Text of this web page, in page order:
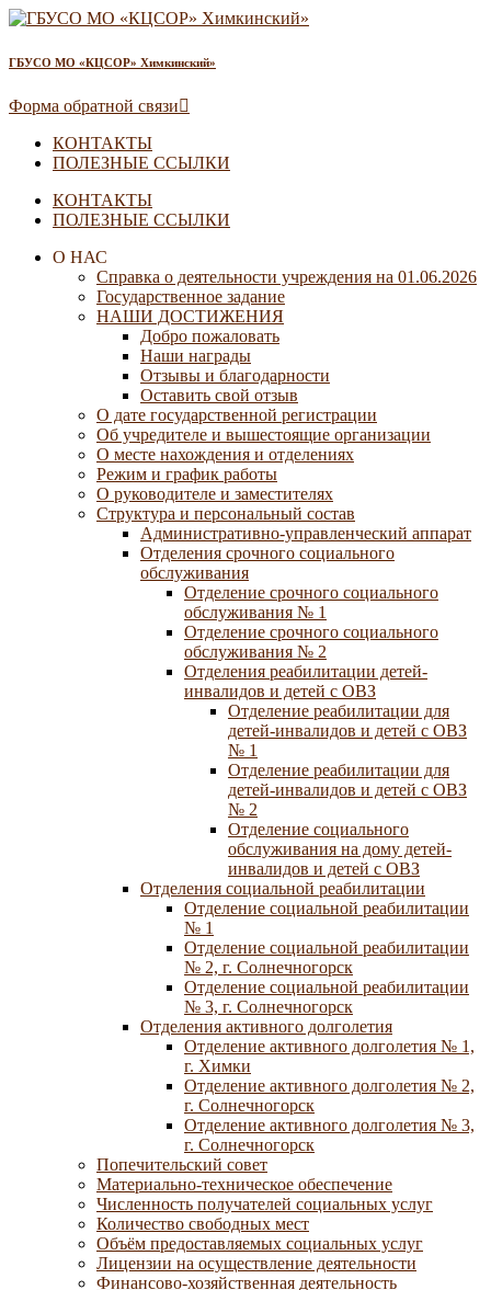
ГБУСО МО «КЦСОР» Химкинский»
Форма обратной связи
КОНТАКТЫ
ПОЛЕЗНЫЕ ССЫЛКИ
КОНТАКТЫ
ПОЛЕЗНЫЕ ССЫЛКИ
О НАС
Справка о деятельности учреждения на 01.06.2026
Государственное задание
НАШИ ДОСТИЖЕНИЯ
Добро пожаловать
Наши награды
Отзывы и благодарности
Оставить свой отзыв
О дате государственной регистрации
Об учредителе и вышестоящие организации
О месте нахождения и отделениях
Режим и график работы
О руководителе и заместителях
Структура и персональный состав
Административно-управленческий аппарат
Отделения срочного социального
обслуживания
Отделение срочного социального
обслуживания № 1
Отделение срочного социального
обслуживания № 2
Отделения реабилитации детей-
инвалидов и детей с ОВЗ
Отделение реабилитации для
детей-инвалидов и детей с ОВЗ
№ 1
Отделение реабилитации для
детей-инвалидов и детей с ОВЗ
№ 2
Отделение социального
обслуживания на дому детей-
инвалидов и детей с ОВЗ
Отделения социальной реабилитации
Отделение социальной реабилитации
№ 1
Отделение социальной реабилитации
№ 2, г. Солнечногорск
Отделение социальной реабилитации
№ 3, г. Солнечногорск
Отделения активного долголетия
Отделение активного долголетия № 1,
г. Химки
Отделение активного долголетия № 2,
г. Солнечногорск
Отделение активного долголетия № 3,
г. Солнечногорск
Попечительский совет
Материально-техническое обеспечение
Численность получателей социальных услуг
Количество свободных мест
Объём предоставляемых социальных услуг
Лицензии на осуществление деятельности
Финансово-хозяйственная деятельность